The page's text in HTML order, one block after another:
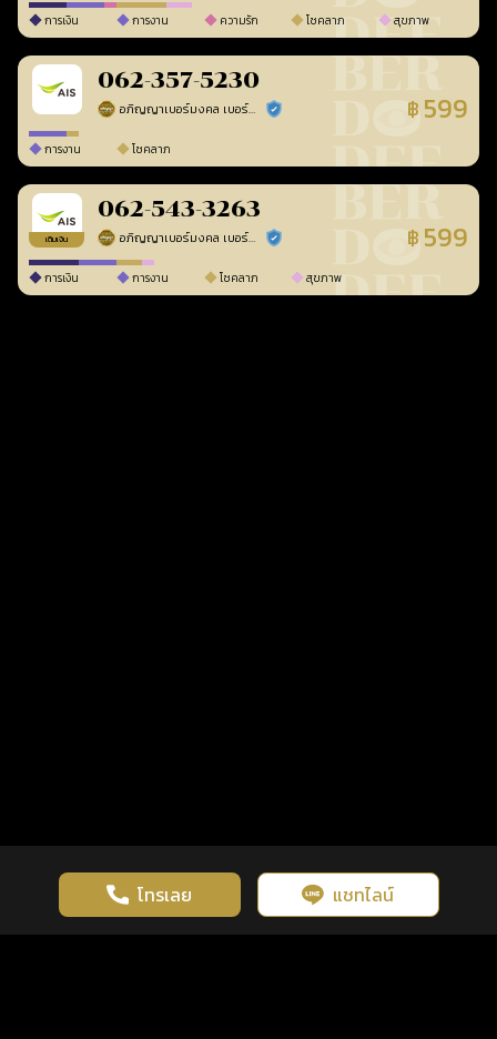
การเงิน การงาน ความรัก โชคลาภ สุขภาพ
062-357-5230
อภิญญาเบอร์มงคล เบอร์สวยเลขศาสตร์ ร้านยืนยันแล้ว ฿ 599
การงาน โชคลาภ
เติมเงิน
062-543-3263
อภิญญาเบอร์มงคล เบอร์สวยเลขศาสตร์ ร้านยืนยันแล้ว ฿ 599
การเงิน การงาน โชคลาภ สุขภาพ
โทรเลย แชทไลน์
เว็บไซต์นี้มีการใช้งานคุกกี้ เพื่อเพิ่มประสิทธิภาพและประสบการณ์ที่ดี
ในการใช้งานเว็บไซต์ นโยบายความเป็นส่วนตัว
รู้ก่อน พร้อมกว่า ทุกจังหวะชีวิต คลิกดูดวงฟรี